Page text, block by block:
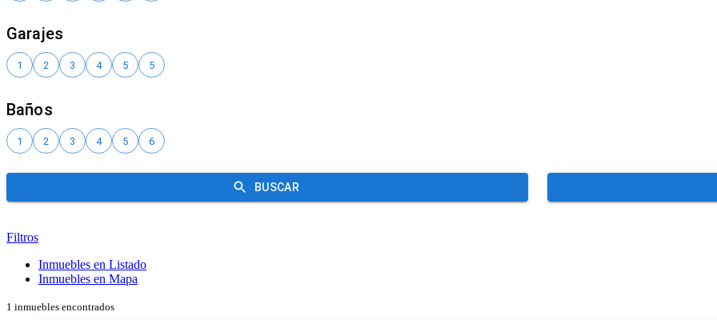
Filtros
Inmuebles en Listado
Inmuebles en Mapa
1 inmuebles encontrados